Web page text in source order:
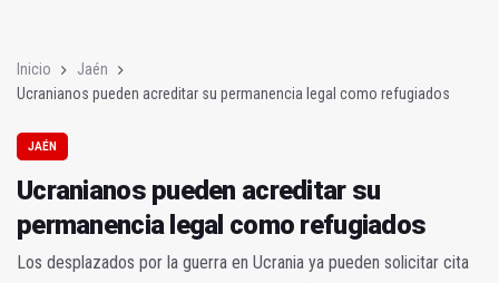
Inicio
Jaén
Ucranianos pueden acreditar su permanencia legal como refugiados
JAÉN
Ucranianos pueden acreditar su
permanencia legal como refugiados
Los desplazados por la guerra en Ucrania ya pueden solicitar cita